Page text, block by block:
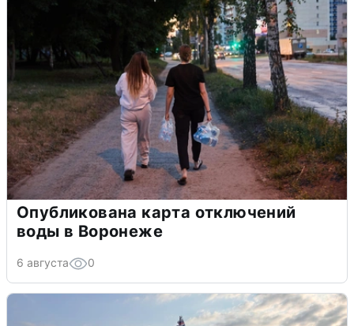
Опубликована карта отключений
воды в Воронеже
6 августа 0